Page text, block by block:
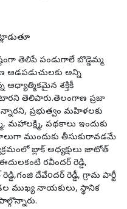
తెలిపే పండుగాలే బొడ్డెమ్మ
ఆడపడుచులకు అన్ని
ఆధ్యాత్మికమైన శక్తికీ
తెలిపారు.తెలంగాణ ప్రజా
ప్రభుత్వం మహిళలకు
మహాలక్ష్మి, పథకాలు ఇందుకు
ముందుకు తీసుకురావడమే
బ్లాక్ అధ్యక్షులు జాటోత్
రవీందర్ రెడ్డి,
దేవేoదర్ రెడ్డీ, గ్రామ పార్టీ
ముఖ్య నాయకులు, స్థానిక